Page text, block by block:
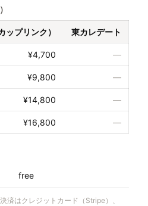
プリンク） 東カレデート
¥4,700 —
¥9,800 —
¥14,800 —
¥16,800 —
free
決済はクレジットカード（Stripe）、